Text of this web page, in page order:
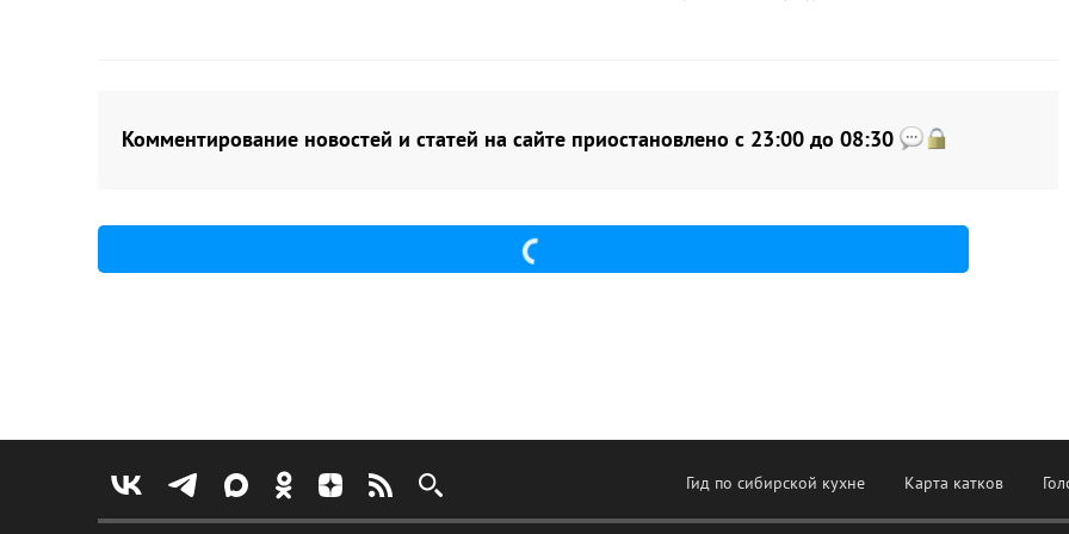
Комментирование новостей и статей на сайте приостановлено с 23:00 до 08:30
Гид по сибирской кухне Карта катков